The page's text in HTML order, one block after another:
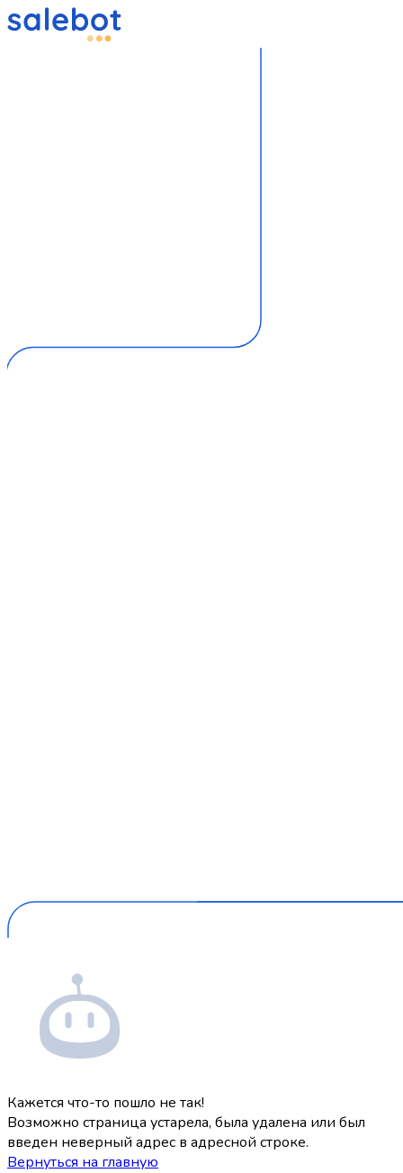
Кажется что-то пошло не так!
Возможно страница устарела, была удалена или был
введен неверный адрес в адресной строке.
Вернуться на главную